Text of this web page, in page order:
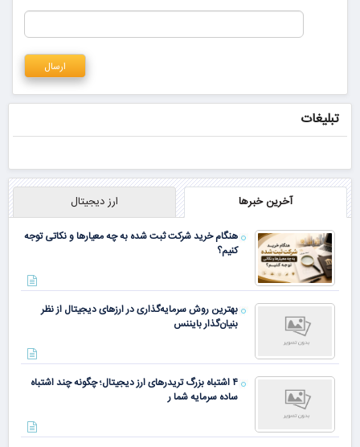
تبلیغات
آخرین خبرها ارز دیجیتال
هنگام خرید شرکت ثبت شده به چه معیارها و نکاتی توجه
کنیم؟
بهترین روش سرمایه‌گذاری در ارزهای دیجیتال از نظر
بنیان‌گذار بایننس
۴ اشتباه بزرگ تریدرهای ارز دیجیتال؛ چگونه چند اشتباه
ساده سرمایه شما ر